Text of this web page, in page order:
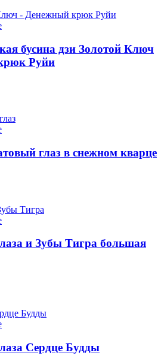
бусина дзи Золотой Ключ
Руйи
глаз в снежном кварце
и Зубы Тигра большая
Сердце Будды